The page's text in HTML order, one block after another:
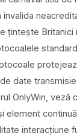
invalida
țintește Britanici
date
OnlyWin, veză
element
interacțiune